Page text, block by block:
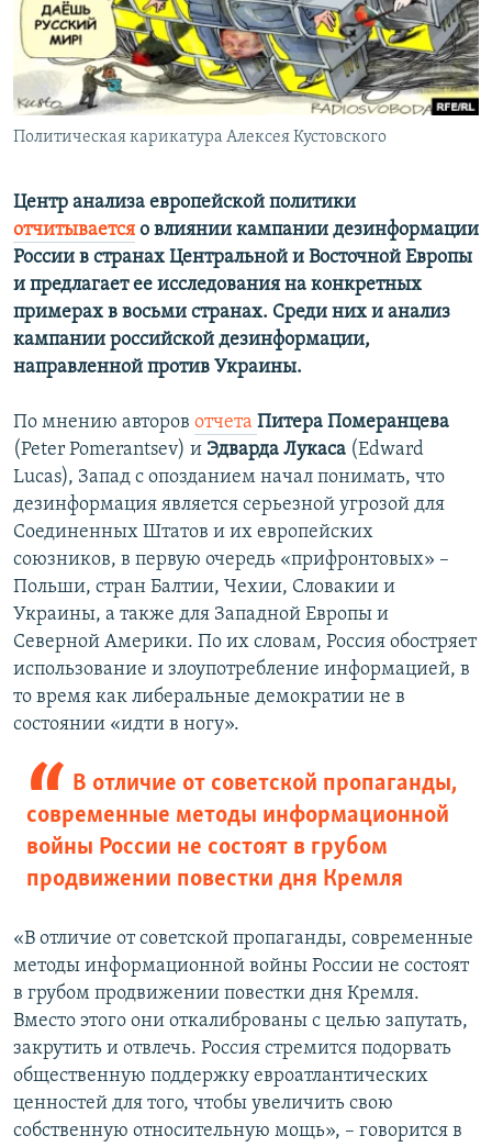
ПОБЕДИТЕЛЕЙ НЕ СУДЯТ?
КРЫМ.НЕПОКОРЕННЫЙ
ELIFBE
УКРАИНСКАЯ ПРОБЛЕМА КРЫМА
ПРИСОЕДИНЯЙТЕСЬ!
Политическая карикатура Алексея Кустовского
Центр анализа европейской политики
отчитывается о влиянии кампании дезинформации
России в странах Центральной и Восточной Европы
и предлагает ее исследования на конкретных
примерах в восьми странах. Среди них и анализ
кампании российской дезинформации,
направленной против Украины.
По мнению авторов отчета Питера Померанцева
(Peter Pomerantsev) и Эдварда Лукаса (Edward
Lucas), Запад с опозданием начал понимать, что
дезинформация является серьезной угрозой для
Соединенных Штатов и их европейских
союзников, в первую очередь «прифронтовых» –
Польши, стран Балтии, Чехии, Словакии и
Украины, а также для Западной Европы и
Северной Америки. По их словам, Россия обостряет
использование и злоупотребление информацией, в
то время как либеральные демократии не в
состоянии «идти в ногу».
В отличие от советской пропаганды,
современные методы информационной
войны России не состоят в грубом
продвижении повестки дня Кремля
«В отличие от советской пропаганды, современные
методы информационной войны России не состоят
в грубом продвижении повестки дня Кремля.
Вместо этого они откалиброваны с целью запутать,
закрутить и отвлечь. Россия стремится подорвать
общественную поддержку евроатлантических
ценностей для того, чтобы увеличить свою
собственную относительную мощь», – говорится в